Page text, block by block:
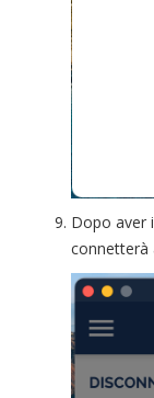
Dopo aver
connetterà